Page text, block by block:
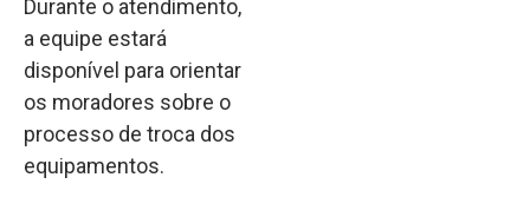
Durante o atendimento,
a equipe estará
disponível para orientar
os moradores sobre o
processo de troca dos
equipamentos.